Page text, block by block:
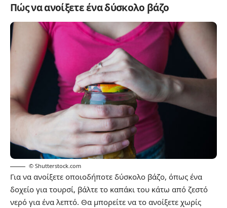
Πώς να ανοίξετε ένα δύσκολο βάζο
© Shutterstock.com
Για να ανοίξετε οποιοδήποτε δύσκολο βάζο, όπως ένα
δοχείο για τουρσί, βάλτε το καπάκι του κάτω από ζεστό
νερό για ένα λεπτό. Θα μπορείτε να το ανοίξετε χωρίς